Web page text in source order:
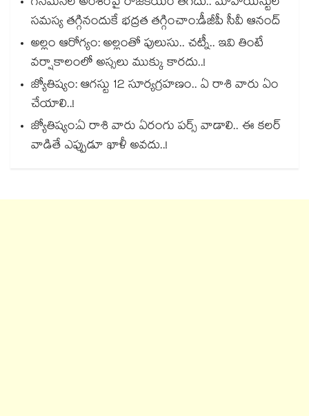
సమస్య తగ్గినందుకే భద్రత తగ్గించాం:డీజీపీ సీవీ ఆనంద్
అల్లం ఆరోగ్యం: అల్లంతో పులుసు.. చట్నీ.. ఇవి తింటే
వర్షాకాలంలో అస్సలు ముక్కు కారదు..!
జ్యోతిష్యం: ఆగస్టు 12 సూర్యగ్రహణం.. ఏ రాశి వారు ఏం
చేయాలి..!
జ్యోతిష్యం:ఏ రాశి వారు ఏరంగు పర్స్ వాడాలి.. ఈ కలర్
వాడితే ఎప్పుడూ ఖాళీ అవదు..!